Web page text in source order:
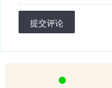
提交评论